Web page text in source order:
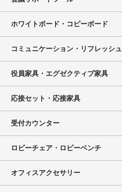
ホワイトボード・コピーボード
コミュニケーション・リフレッシュ
役員家具・エグゼクティブ家具
応接セット・応接家具
受付カウンター
ロビーチェア・ロビーベンチ
オフィスアクセサリー